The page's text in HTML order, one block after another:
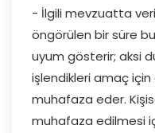
- İlgili mevzuatta
öngörülen bir süre
uyum gösterir; aksi
işlendikleri amaç
muhafaza eder.
muhafaza edilmesi